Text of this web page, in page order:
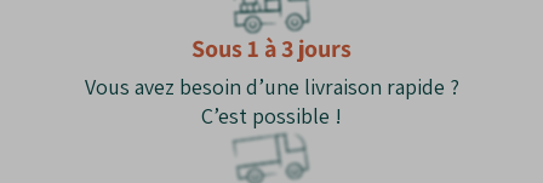
Grande adaptabilité: Supporte de
nombreux sols et climats.
Valeur écologique: Abrite oiseaux et
insectes pollinisateurs.
: Apporte de la hauteur et de la
structure au jardin.
Sous 1 à 3 jours
Vous avez besoin d’une livraison rapide ?
C’est possible !